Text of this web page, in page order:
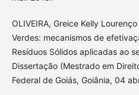
OLIVEIRA, Greice Kelly
Verdes: mecanismos de
Resíduos Sólidos aplicadas ao
Dissertação (Mestrado em
Federal de Goiás, Goiânia, 04